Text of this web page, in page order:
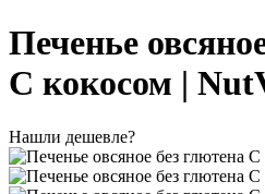
Печенье
С кокосом |
Нашли дешевле?